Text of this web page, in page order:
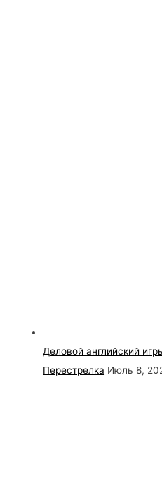
Деловой английский
Перестрелка Июль 8,